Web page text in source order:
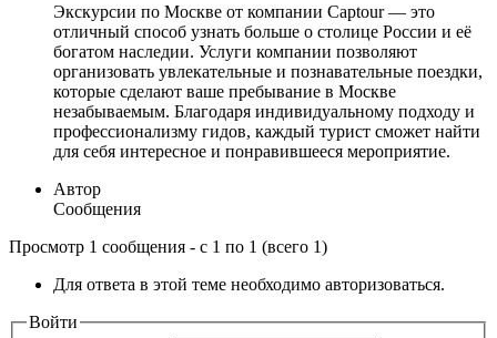
Экскурсии по Москве от компании Captour — это
отличный способ узнать больше о столице России и её
богатом наследии. Услуги компании позволяют
организовать увлекательные и познавательные поездки,
которые сделают ваше пребывание в Москве
незабываемым. Благодаря индивидуальному подходу и
профессионализму гидов, каждый турист сможет найти
для себя интересное и понравившееся мероприятие.
Автор
Сообщения
Просмотр 1 сообщения - с 1 по 1 (всего 1)
Для ответа в этой теме необходимо авторизоваться.
Войти